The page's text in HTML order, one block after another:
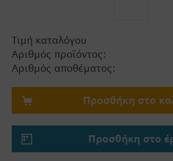
Τιμή καταλόγου
Αριθμός προϊόντος:
Αριθμός αποθέματος:
Προσθήκη στο
Προσθήκη στο